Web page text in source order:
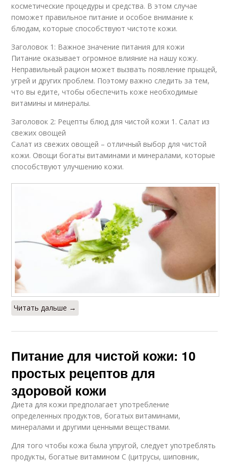
косметические процедуры и средства. В этом случае
поможет правильное питание и особое внимание к
блюдам, которые способствуют чистоте кожи.
Заголовок 1: Важное значение питания для кожи
Питание оказывает огромное влияние на нашу кожу.
Неправильный рацион может вызвать появление прыщей,
угрей и других проблем. Поэтому важно следить за тем,
что вы едите, чтобы обеспечить коже необходимые
витамины и минералы.
Заголовок 2: Рецепты блюд для чистой кожи 1. Салат из
свежих овощей
Салат из свежих овощей – отличный выбор для чистой
кожи. Овощи богаты витаминами и минералами, которые
способствуют улучшению кожи.
Читать дальше →
Питание для чистой кожи: 10
простых рецептов для
здоровой кожи
Диета для кожи предполагает употребление
определенных продуктов, богатых витаминами,
минералами и другими ценными веществами.
Для того чтобы кожа была упругой, следует употреблять
продукты, богатые витамином С (цитрусы, шиповник,